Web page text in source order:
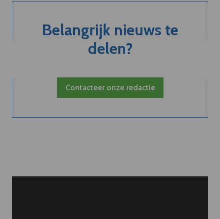
Belangrijk nieuws te
delen?
Contacteer onze redactie